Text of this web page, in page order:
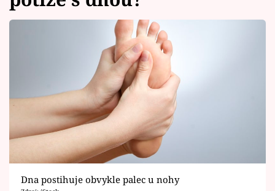
Témata
Seriály
Horoskopy
Sledujte prima+
Filmový festival Karlovy Vary
Dna postihuje obvykle palec u nohy